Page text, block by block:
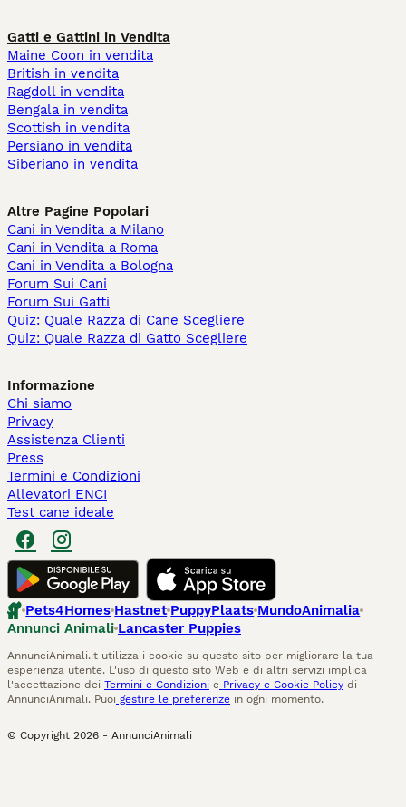
Gatti e Gattini in Vendita
Maine Coon in vendita
British in vendita
Ragdoll in vendita
Bengala in vendita
Scottish in vendita
Persiano in vendita
Siberiano in vendita
Altre Pagine Popolari
Cani in Vendita a Milano
Cani in Vendita a Roma
Cani in Vendita a Bologna
Forum Sui Cani
Forum Sui Gatti
Quiz: Quale Razza di Cane Scegliere
Quiz: Quale Razza di Gatto Scegliere
Informazione
Chi siamo
Privacy
Assistenza Clienti
Press
Termini e Condizioni
Allevatori ENCI
Test cane ideale
Pets4Homes Hastnet PuppyPlaats MundoAnimalia
Annunci Animali Lancaster Puppies
AnnunciAnimali.it utilizza i cookie su questo sito per migliorare la tua
esperienza utente. L'uso di questo sito Web e di altri servizi implica
l'accettazione dei Termini e Condizioni e Privacy e Cookie Policy di
AnnunciAnimali. Puoi gestire le preferenze in ogni momento.
© Copyright 2026 - AnnunciAnimali